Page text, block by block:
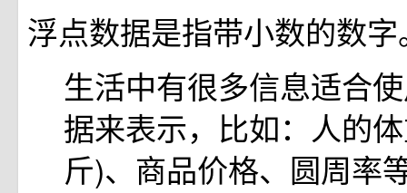
浮点数据是指带小数的数字
生活中有很多信息适合
据来表示，比如：人的
斤)、商品价格、圆周率